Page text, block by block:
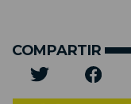
COMPARTIR